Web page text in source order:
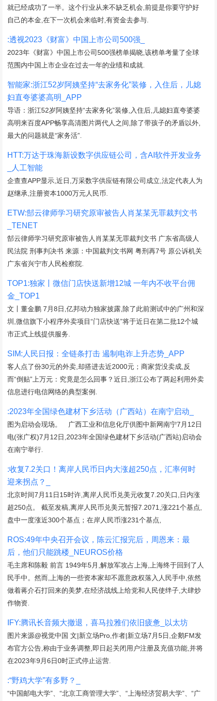
就已经成功了一半。这个行业从来不缺乏机会,前提是你要守护好
自己的本金,在下一次机会来临时,有资金去参与.
:透视2023《财富》中国上市公司500强_
2023年《财富》中国上市公司500强榜单揭晓,该榜单考量了全球
范围内中国上市企业在过去一年的业绩和成就.
智能家:浙江52岁阿姨坚持“去家务化”装修，入住后，儿媳
妇直夸婆婆高明_APP
导语：浙江52岁阿姨坚持“去家务化”装修,入住后,儿媳妇直夸婆婆
高明来百度APP畅享高清图片两代人之间,除了带孩子的矛盾以外,
最大的问题就是“家务活”.
HTT:万达于珠海新设数字供应链公司，含AI软件开发业务
_人工智能
企查查APP显示,近日,万采数字供应链有限公司成立,法定代表人为
赵继承,注册资本1000万元人民币.
ETW:郜云律师学习研究原审被告人肖某某无罪裁判文书
_TENET
郜云律师学习研究原审被告人肖某某无罪裁判文书 广东省高级人
民法院 刑事判决书 来源：中国裁判文书网 粤刑再7号 原公诉机关
广东省兴宁市人民检察院.
TOP1:独家丨微信门店快送新增12城 一年内不收平台佣
金_TOP1
文丨董金鹏 7月8日,亿邦动力独家披露,除了此前测试中的广州和深
圳,微信旗下小程序外卖项目“门店快送”将于近日在第二批12个城
市正式上线提供服务.
SIM:人民日报：全链条打击 遏制电诈上升态势_APP
客人点了份30元的外卖,却搭进去近2000元；商家货没卖成,反
而“倒贴”上万元：究竟是怎么回事？近日,浙江公布了两起利用外卖
信息进行电信网络的典型案例.
:2023年全国绿色建材下乡活动（广西站）在南宁启动_
图为启动会现场。 广西工业和信息化厅供图中新网南宁7月12日
电(张广权)7月12日,2023年全国绿色建材下乡活动(广西站)启动会
在南宁举行.
:收复7.2关口！离岸人民币日内大涨超250点，汇率何时
迎来拐点？_
北京时间7月11日15时许,离岸人民币兑美元收复7.20关口,日内涨
超250点。 截至发稿,离岸人民币兑美元暂报7.2071,涨221个基点,
盘中一度涨近300个基点；在岸人民币涨231个基点,
ROS:49年中央召开会议，陈云汇报完后，周恩来：最
后，他们只能跳楼_NEUROS价格
毛主席和陈毅 前言 1949年5月,解放军攻占上海,上海终于回到了人
民手中。然而,上海的一些资本家却不愿意政权落入人民手中,依然
做着蒋介石打回来的美梦,在经济战线上给党和人民使绊子,大肆炒
作物资.
IFY:腾讯长音频大撤退，喜马拉雅们依旧疲惫_以太坊
图片来源@视觉中国 文|新立场Pro,作者|新立场7月5日,企鹅FM发
布官方公告,称由于业务调整,即日起关闭用户注册及充值功能,并将
在2023年9月6日0时正式停止运营.
:“野鸡大学”有多野？_
“中国邮电大学”、“北京工商管理大学”、“上海经济贸易大学”、“广